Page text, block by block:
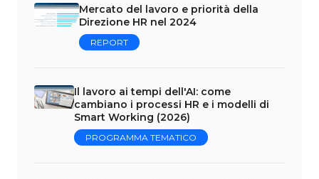
Mercato del lavoro e priorità della
Direzione HR nel 2024
REPORT
Il lavoro ai tempi dell'AI: come
cambiano i processi HR e i modelli di
Smart Working (2026)
PROGRAMMA TEMATICO